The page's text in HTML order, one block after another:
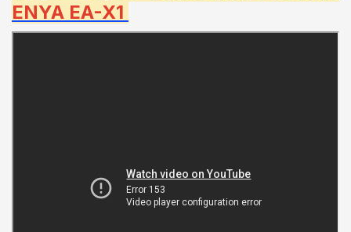
ENYA EA-X1